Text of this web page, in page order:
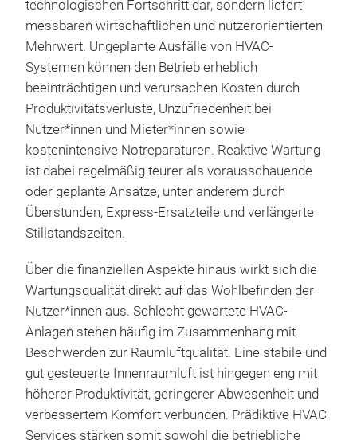
technologischen Fortschritt dar, sondern liefert
messbaren wirtschaftlichen und nutzerorientierten
Mehrwert. Ungeplante Ausfälle von HVAC-
Systemen können den Betrieb erheblich
beeinträchtigen und verursachen Kosten durch
Produktivitätsverluste, Unzufriedenheit bei
Nutzer*innen und Mieter*innen sowie
kostenintensive Notreparaturen. Reaktive Wartung
ist dabei regelmäßig teurer als vorausschauende
oder geplante Ansätze, unter anderem durch
Überstunden, Express-Ersatzteile und verlängerte
Stillstandszeiten.
Über die finanziellen Aspekte hinaus wirkt sich die
Wartungsqualität direkt auf das Wohlbefinden der
Nutzer*innen aus. Schlecht gewartete HVAC-
Anlagen stehen häufig im Zusammenhang mit
Beschwerden zur Raumluftqualität. Eine stabile und
gut gesteuerte Innenraumluft ist hingegen eng mit
höherer Produktivität, geringerer Abwesenheit und
verbessertem Komfort verbunden. Prädiktive HVAC-
Services stärken somit sowohl die betriebliche